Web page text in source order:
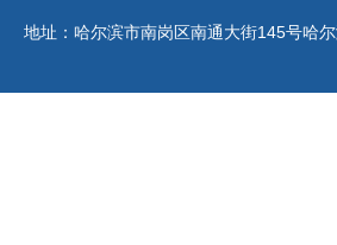
地址：哈尔滨市南岗区南通大街145号哈